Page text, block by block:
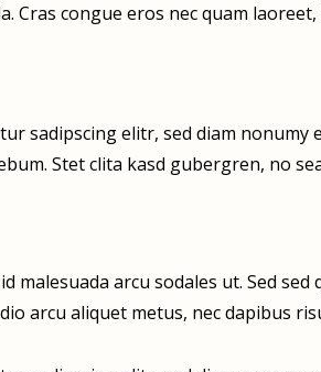
Cras congue eros nec quam
sadipscing elitr, sed diam
Stet clita kasd gubergren, no
malesuada arcu sodales ut. Sed
arcu aliquet metus, nec dapibus